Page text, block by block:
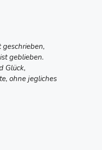
geschrieben,
geblieben.
Glück,
ohne jegliches